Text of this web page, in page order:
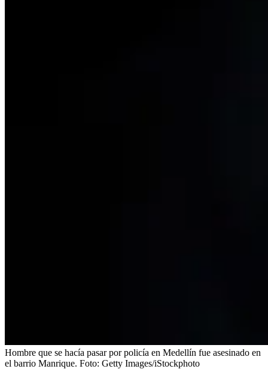
Hombre que se hacía pasar por policía en Medellín fue asesinado en
el barrio Manrique. Foto: Getty Images/iStockphoto